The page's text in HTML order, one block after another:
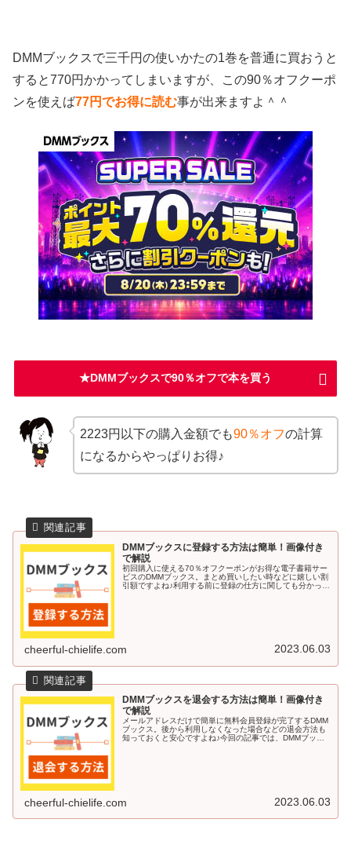
DMMブックスで三千円の使いかたの1巻を普通に買おうと
すると770円かかってしまいますが、この90％オフクーポ
ンを使えば77円でお得に読む事が出来ますよ＾＾
★DMMブックスで90％オフで本を買う
2223円以下の購入金額でも90％オフの計算
になるからやっぱりお得♪
DMMブックスに登録する方法は簡単！画像付き
で解説
初回購入に使える70％オフクーポンがお得な電子書籍サー
ビスのDMMブックス。まとめ買いしたい時などに嬉しい割
引額ですよね♪利用する前に登録の仕方に関しても分かって
cheerful-chielife.com 2023.06.03
DMMブックスを退会する方法は簡単！画像付き
で解説
メールアドレスだけで簡単に無料会員登録が完了するDMM
ブックス。後から利用しなくなった場合などの退会方法も
知っておくと安心ですよね♪今回の記事では、DMMブック
cheerful-chielife.com 2023.06.03